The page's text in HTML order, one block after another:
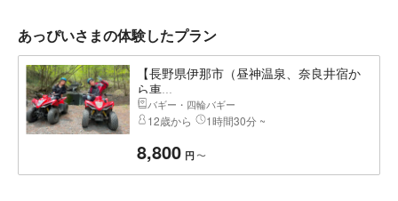
あっぴいさまの体験したプラン
【長野県伊那市（昼神温泉、奈良井宿か
ら車...
バギー・四輪バギー
12歳から 1時間30分 ~
8,800 円 〜